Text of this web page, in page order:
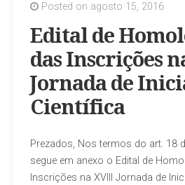
Posted on agosto 15, 2016
Edital de
das Inscrições
Jornada de
Científica
Prezados, Nos termos do art. 18
segue em anexo o Edital de
Inscrições na XVIII Jornada de